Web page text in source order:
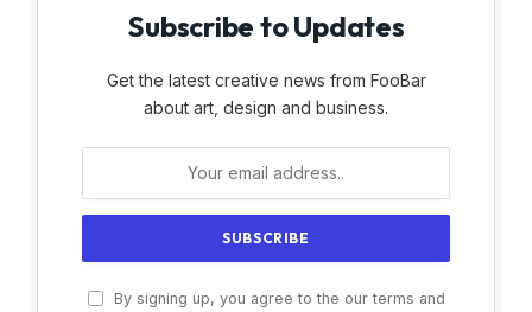
Subscribe to Updates
Get the latest creative news from FooBar
about art, design and business.
By signing up, you agree to the our terms and